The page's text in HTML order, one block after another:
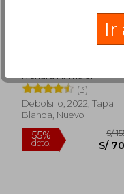
34%
dcto. S/
(3)
Debolsillo, 2022, Tapa
Blanda, Nuevo
Ir